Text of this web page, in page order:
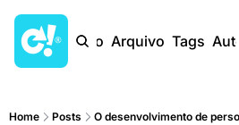
Início Arquivo Tags
Home Posts O desenvolvimento de